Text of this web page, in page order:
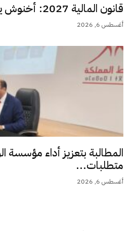
قانون المالية 2027: أخنوش يبقي على دعم...
أغسطس 6, 2026
المطالبة بتعزيز أداء مؤسسة
متطلبات...
أغسطس 6, 2026